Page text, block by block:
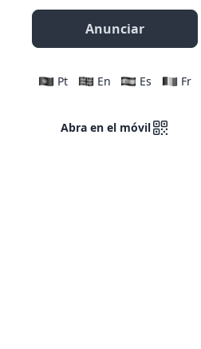
Anunciar
Pt En Es Fr
Abra en el móvil